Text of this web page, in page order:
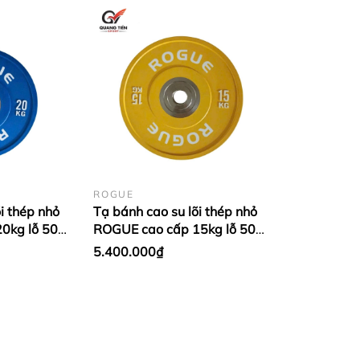
đổi số lượng
tạ 0,35m, đòn tạtay, đontatay,đòn tạ tập tay inox đặc .
thép nhỏ
lỗ 50
ROGUE
Tạ bánh cao su lõi thép nhỏ
ROGUE cao cấp 15kg lỗ 50
nhập khẩu - Màu Vàng (1
5.400.000₫